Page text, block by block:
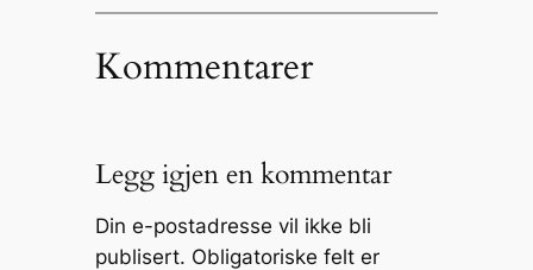
Kommentarer
Legg igjen en kommentar
Din e-postadresse vil ikke bli
publisert. Obligatoriske felt er